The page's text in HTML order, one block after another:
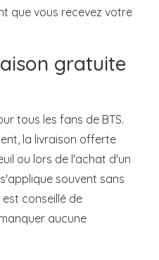
que vous recevez votre
gratuite
tous les fans de BTS.
la livraison offerte
ou lors de l'achat d'un
souvent sans
conseillé de
aucune